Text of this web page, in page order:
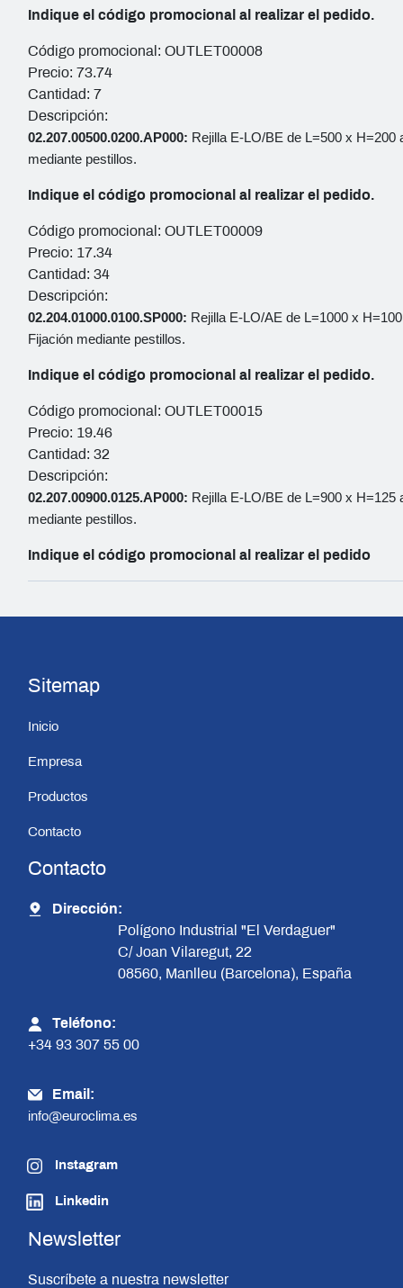
Indique el código promocional al realizar el pedido.
Código promocional: OUTLET00008
Precio: 73.74
Cantidad: 7
Descripción:
02.207.00500.0200.AP000: Rejilla E-LO/BE de L=500 x H=200
mediante pestillos.
Indique el código promocional al realizar el pedido.
Código promocional: OUTLET00009
Precio: 17.34
Cantidad: 34
Descripción:
02.204.01000.0100.SP000: Rejilla E-LO/AE de L=1000 x
Fijación mediante pestillos.
Indique el código promocional al realizar el pedido.
Código promocional: OUTLET00015
Precio: 19.46
Cantidad: 32
Descripción:
02.207.00900.0125.AP000: Rejilla E-LO/BE de L=900 x H=125
mediante pestillos.
Indique el código promocional al realizar el pedido
Sitemap
Inicio
Empresa
Productos
Contacto
Contacto
Dirección:
Polígono Industrial "El Verdaguer"
C/ Joan Vilaregut, 22
08560, Manlleu (Barcelona), España
Teléfono:
+34 93 307 55 00
Email:
info@euroclima.es
Instagram
Linkedin
Newsletter
Suscríbete a nuestra newsletter